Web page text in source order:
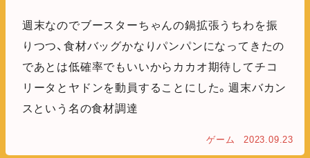
週末なのでブースターちゃんの鍋拡張うちわを振
りつつ、食材バッグかなりパンパンになってきたの
であとは低確率でもいいからカカオ期待してチコ
リータとヤドンを動員することにした。週末バカン
スという名の食材調達
ゲーム 2023.09.23